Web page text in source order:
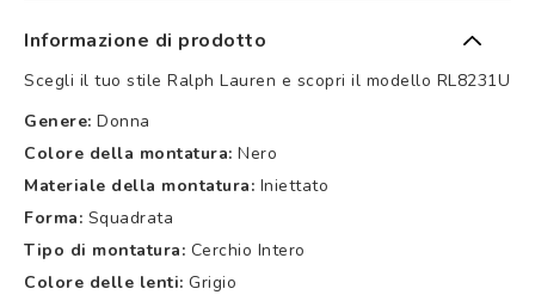
Informazione di prodotto
Scegli il tuo stile Ralph Lauren e scopri il modello RL8231U
Genere: Donna
Colore della montatura: Nero
Materiale della montatura: Iniettato
Forma: Squadrata
Tipo di montatura: Cerchio Intero
Colore delle lenti: Grigio